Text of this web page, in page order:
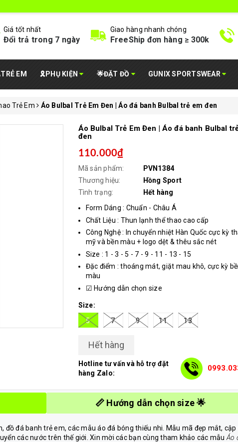
Giá tốt nhất
Đổi trả trong 7 ngày
Giao hàng nhanh chóng
FreeShip đơn hàng ≥ 300k
EM 🎗️PHỤ KIỆN 🌟ĐẶT ĐỒ GUNIX SPORTSWEAR
Trẻ Em Áo Bulbal Trẻ Em Đen | Áo đá banh Bulbal trẻ em đen
Áo Bulbal Trẻ Em Đen | Áo đá banh Bulbal
đen
110.000₫
Mã sản phẩm:
PVN1384
Thương hiệu:
Hồng Sport
Tình trạng:
Hết hàng
Form Dáng : Chuẩn - Châu Á
Chất Liệu : Thun lạnh thể thao cao cấp
Công Nghệ : In chuyển nhiệt Hàn Quốc cực kỳ
mỹ và bền màu + logo dệt & thêu sắc nét
Size : 1 - 3 - 5 - 7 - 9 - 11 - 13 - 15
Đặc điểm : thoáng mát, giặt mau khô, cực kỳ
màu
☑ Hướng dẫn chọn size
Size:
5
7 9 11 13
Hết hàng
Hotline tư vấn và hỗ trợ đặt
hàng Zalo:
📏 Hướng dẫn chọn size 🌟
đồ đá banh trẻ em, các mẫu áo đá bóng thiếu nhi. Mẫu mã đẹp mắt,
các nước trên thế giới. Xin mời các bạn cùng tham khảo các mẫu Áo